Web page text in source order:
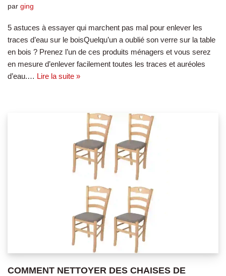
par ging
5 astuces à essayer qui marchent pas mal pour enlever les
traces d’eau sur le boisQuelqu’un a oublié son verre sur la table
en bois ? Prenez l’un de ces produits ménagers et vous serez
en mesure d’enlever facilement toutes les traces et auréoles
d’eau.… Lire la suite »
COMMENT NETTOYER DES CHAISES DE